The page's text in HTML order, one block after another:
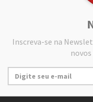
Inscreva-se na